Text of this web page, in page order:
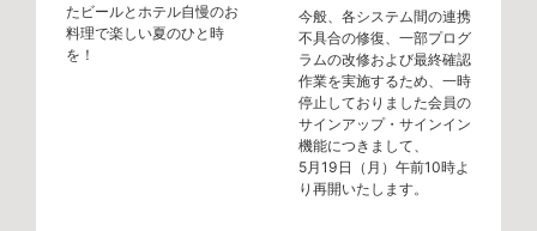
たビールとホテル自慢のお
料理で楽しい夏のひと時
を！
今般、各システム間の連携
不具合の修復、一部プログ
ラムの改修および最終確認
作業を実施するため、一時
停止しておりました会員の
サインアップ・サインイン
機能につきまして、
5月19日（月）午前10時よ
り再開いたします。